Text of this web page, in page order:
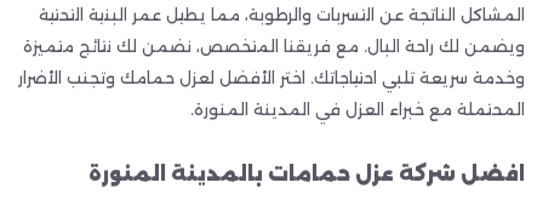
المشاكل الناتجة عن التسربات والرطوبة، مما يطيل عمر البنية التحتية
ويضمن لك راحة البال. مع فريقنا المتخصص، نضمن لك نتائج متميزة
وخدمة سريعة تلبي احتياجاتك. اختر الأفضل لعزل حمامك وتجنب الأضرار
المحتملة مع خبراء العزل في المدينة المنورة.
افضل شركة عزل حمامات بالمدينة المنورة